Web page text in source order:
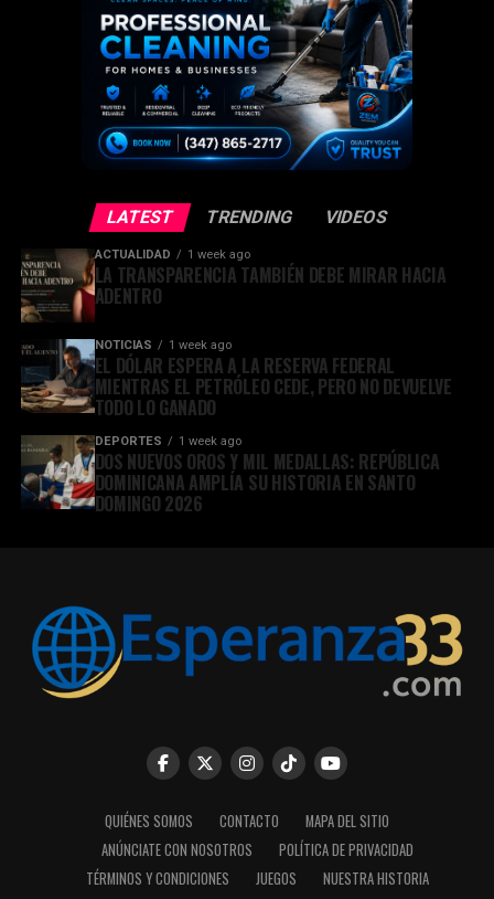
LATEST TRENDING VIDEOS
ACTUALIDAD 1 week ago
LA TRANSPARENCIA TAMBIÉN DEBE MIRAR HACIA
ADENTRO
NOTICIAS 1 week ago
EL DÓLAR ESPERA A LA RESERVA FEDERAL
MIENTRAS EL PETRÓLEO CEDE, PERO NO DEVUELVE
TODO LO GANADO
DEPORTES 1 week ago
DOS NUEVOS OROS Y MIL MEDALLAS: REPÚBLICA
DOMINICANA AMPLÍA SU HISTORIA EN SANTO
DOMINGO 2026
QUIÉNES SOMOS CONTACTO
MAPA DEL SITIO
ANÚNCIATE CON NOSOTROS
POLÍTICA DE PRIVACIDAD
TÉRMINOS Y CONDICIONES
JUEGOS NUESTRA HISTORIA